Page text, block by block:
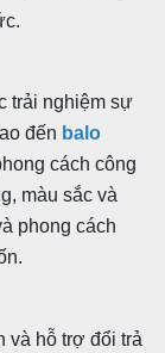
trải nghiệm sự
đến balo
cách công
màu sắc và
phong cách
và hỗ trợ đổi trả